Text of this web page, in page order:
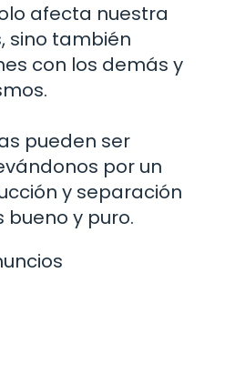
afecta nuestra
sino también
con los demás y
pueden ser
por un
y separación
bueno y puro.